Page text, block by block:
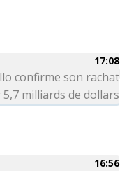
17:08
confirme son rachat
milliards de dollars
16:56